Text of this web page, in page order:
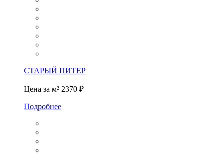
СТАРЫЙ ПИТЕР
Цена за м² 2370 ₽
Подробнее